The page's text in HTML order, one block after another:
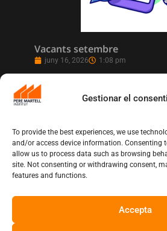
Gestionar el
To provide the best experiences, we use
and/or access device information. Consenting
allow us to process data such as browsing
site. Not consenting or withdrawing consent,
features and functions.
Accepta
Vacants setembre
juny 16, 2026 1:08 pm
L’Institut Pere Martell